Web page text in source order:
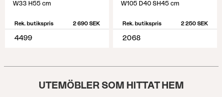
W33 H55 cm
Rek. butikspris 2 690 SEK
4499
W105 D40 SH45 cm
Rek. butikspris 2 250 SEK
2068
UTEMÖBLER SOM HITTAT HEM